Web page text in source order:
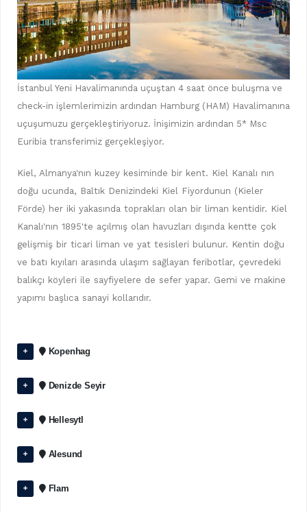
İstanbul Yeni Havalimanında uçuştan 4 saat önce buluşma ve
check-in işlemlerimizin ardından Hamburg (HAM) Havalimanına
uçuşumuzu gerçekleştiriyoruz. İnişimizin ardından 5* Msc
Euribia transferimiz gerçekleşiyor.
Kiel, Almanya'nın kuzey kesiminde bir kent. Kiel Kanalı nın
doğu ucunda, Baltık Denizindeki Kiel Fiyordunun (Kieler
Förde) her iki yakasında toprakları olan bir liman kentidir. Kiel
Kanalı'nın 1895'te açılmış olan havuzları dışında kentte çok
gelişmiş bir ticari liman ve yat tesisleri bulunur. Kentin doğu
ve batı kıyıları arasında ulaşım sağlayan feribotlar, çevredeki
balıkçı köyleri ile sayfiyelere de sefer yapar. Gemi ve makine
yapımı başlıca sanayi kollarıdır.
Kopenhag
Denizde Seyir
Hellesytl
Alesund
Flam